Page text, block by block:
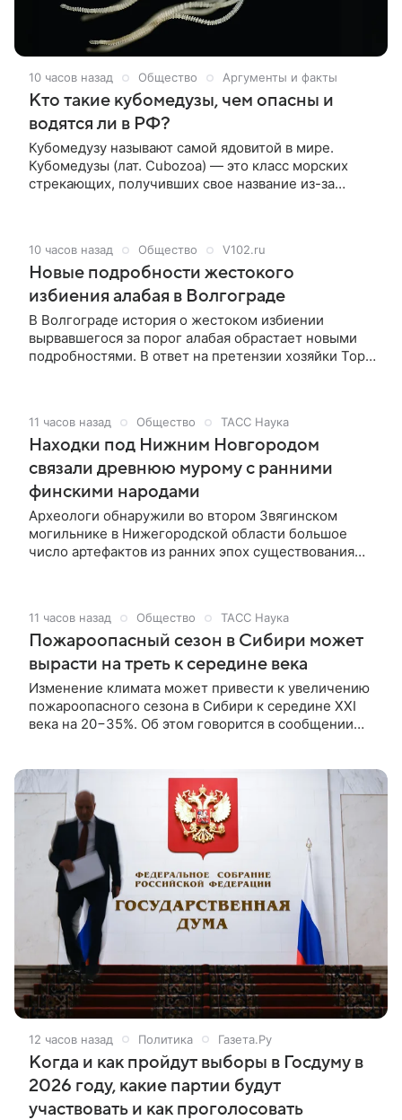
10 часов назад Общество Аргументы и факты
Кто такие кубомедузы, чем опасны и
водятся ли в РФ?
Кубомедузу называют самой ядовитой в мире.
Кубомедузы (лат. Cubozoa) — это класс морских
стрекающих, получивших свое название из-за
вид, они считаются одними из самых ядовитых
животных на планете.
10 часов назад Общество V102.ru
Новые подробности жестокого
избиения алабая в Волгограде
В Волгограде история о жестоком избиении
вырвавшегося за порог алабая обрастает новыми
подробностями. В ответ на претензии хозяйки Тора
11 часов назад Общество ТАСС Наука
Находки под Нижним Новгородом
связали древнюю мурому с ранними
финскими народами
Археологи обнаружили во втором Звягинском
могильнике в Нижегородской области большое
число артефактов из ранних эпох существования
которые обитали на территории современной
Республики Марий Эл и других соседних регионов.
Об этом сообщили ученые на пресс-конференции,
проходившей в Институте археологии РАН.
11 часов назад Общество ТАСС Наука
Пожароопасный сезон в Сибири может
вырасти на треть к середине века
Изменение климата может привести к увеличению
пожароопасного сезона в Сибири к середине XXI
века на 20−35%. Об этом говорится в сообщении
12 часов назад Политика Газета.Ру
Когда и как пройдут выборы в Госдуму в
2026 году, какие партии будут
участвовать и как проголосовать